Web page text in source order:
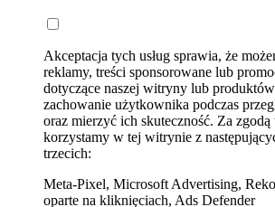
Akceptacja tych usług sprawia, że
reklamy, treści sponsorowane lub
dotyczące naszej witryny lub
zachowanie użytkownika podczas
oraz mierzyć ich skuteczność. Za
korzystamy w tej witrynie z
trzecich:
Meta-Pixel, Microsoft Advertising,
oparte na kliknięciach, Ads Defender